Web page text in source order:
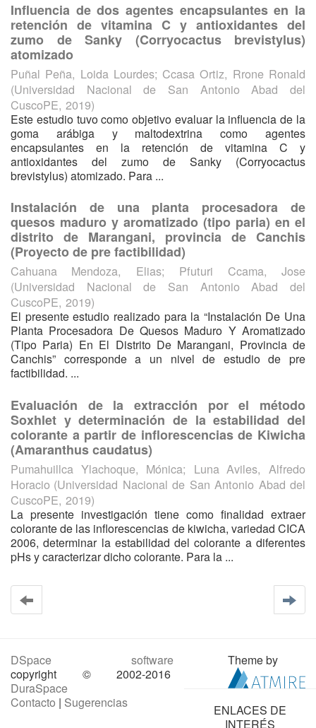
Influencia de dos agentes encapsulantes en la
retención de vitamina C y antioxidantes del
zumo de Sanky (Corryocactus brevistylus)
atomizado
Puñal Peña, Loida Lourdes; Ccasa Ortiz, Rrone Ronald
(Universidad Nacional de San Antonio Abad del
CuscoPE, 2019)
Este estudio tuvo como objetivo evaluar la influencia de la
goma arábiga y maltodextrina como agentes
encapsulantes en la retención de vitamina C y
antioxidantes del zumo de Sanky (Corryocactus
brevistylus) atomizado. Para ...
Instalación de una planta procesadora de
quesos maduro y aromatizado (tipo paria) en el
distrito de Marangani, provincia de Canchis
(Proyecto de pre factibilidad)
Cahuana Mendoza, Elias; Pfuturi Ccama, Jose
(Universidad Nacional de San Antonio Abad del
CuscoPE, 2019)
El presente estudio realizado para la “Instalación De Una
Planta Procesadora De Quesos Maduro Y Aromatizado
(Tipo Paria) En El Distrito De Marangani, Provincia de
Canchis” corresponde a un nivel de estudio de pre
factibilidad. ...
Evaluación de la extracción por el método
Soxhlet y determinación de la estabilidad del
colorante a partir de inflorescencias de Kiwicha
(Amaranthus caudatus)
Pumahuillca Ylachoque, Mónica; Luna Aviles, Alfredo
Horacio (Universidad Nacional de San Antonio Abad del
CuscoPE, 2019)
La presente investigación tiene como finalidad extraer
colorante de las inflorescencias de kiwicha, variedad CICA
2006, determinar la estabilidad del colorante a diferentes
pHs y caracterizar dicho colorante. Para la ...
DSpace software
copyright © 2002-2016
DuraSpace
Contacto | Sugerencias
Theme by
ENLACES DE
INTERÉS